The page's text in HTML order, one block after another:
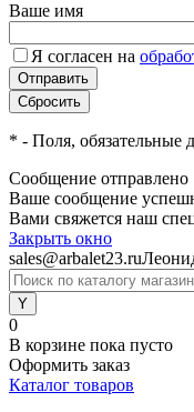
Ваше имя
Я согласен на
* - Поля, обязательные
Сообщение отправлено
Ваше сообщение
Вами свяжется наш
Закрыть окно
sales@arbalet23.ru
0
В корзине пока пусто
Оформить заказ
Каталог товаров